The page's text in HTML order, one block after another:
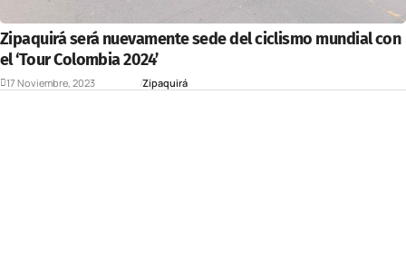
Zipaquirá será nuevamente sede del ciclismo mundial con
el ‘Tour Colombia 2024’
17 Noviembre, 2023 DeportesZipaquirá